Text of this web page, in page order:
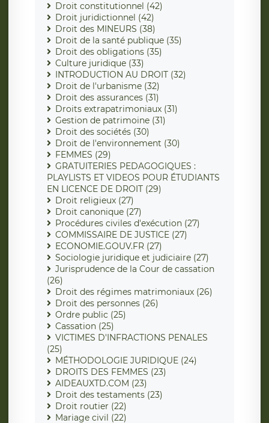
Droit constitutionnel (42)
Droit juridictionnel (42)
Droit des MINEURS (38)
Droit de la santé publique (35)
Droit des obligations (35)
Culture juridique (33)
INTRODUCTION AU DROIT (32)
Droit de l'urbanisme (32)
Droit des assurances (31)
Droits extrapatrimoniaux (31)
Gestion de patrimoine (31)
Droit des sociétés (30)
Droit de l'environnement (30)
FEMMES (29)
GRATUITERIES PEDAGOGIQUES :
PLAYLISTS ET VIDEOS POUR ÉTUDIANTS
EN LICENCE DE DROIT (29)
Droit religieux (27)
Droit canonique (27)
Procédures civiles d'exécution (27)
COMMISSAIRE DE JUSTICE (27)
ECONOMIE.GOUV.FR (27)
Sociologie juridique et judiciaire (27)
Jurisprudence de la Cour de cassation
(26)
Droit des régimes matrimoniaux (26)
Droit des personnes (26)
Ordre public (25)
Cassation (25)
VICTIMES D'INFRACTIONS PENALES
(25)
MÉTHODOLOGIE JURIDIQUE (24)
DROITS DES FEMMES (23)
AIDEAUXTD.COM (23)
Droit des testaments (23)
Droit routier (22)
Mariage civil (22)